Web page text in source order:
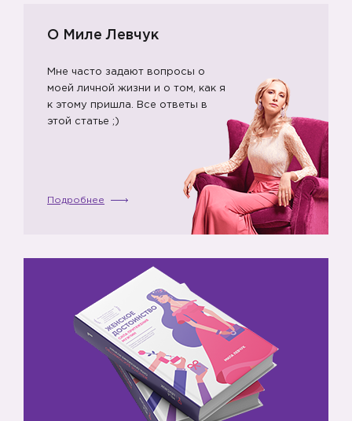
4️⃣
О Миле Левчук
Мне часто задают вопросы о
моей личной жизни и о том, как я
к этому пришла. Все ответы в
этой статье ;)
Подробнее